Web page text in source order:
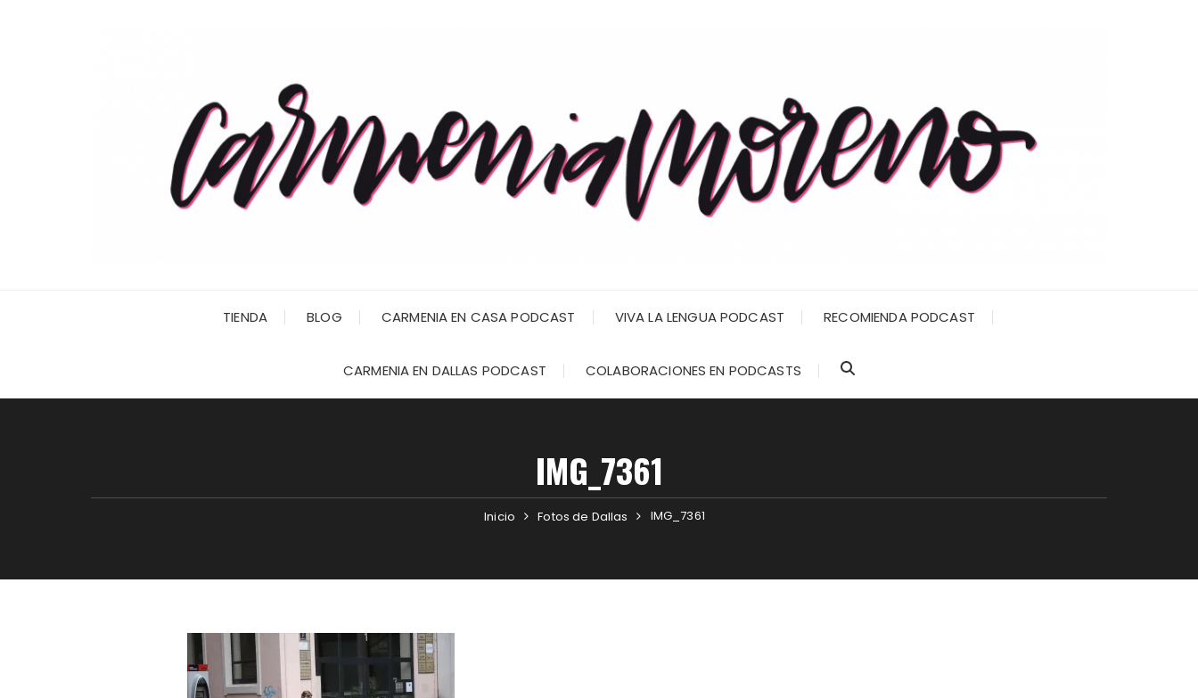
TIENDA BLOG CARMENIA EN CASA PODCAST VIVA LA LENGUA PODCAST RECOMIENDA PODCAST
CARMENIA EN DALLAS PODCAST COLABORACIONES EN PODCASTS
IMG_7361
Inicio Fotos de Dallas IMG_7361